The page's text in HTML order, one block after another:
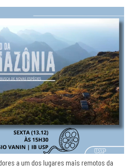
a um dos lugares mais remotos da